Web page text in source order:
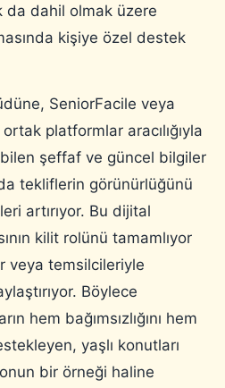
da dahil olmak üzere
kişiye özel destek
SeniorFacile veya
platformlar aracılığıyla
şeffaf ve güncel bilgiler
tekliflerin görünürlüğünü
artırıyor. Bu dijital
kilit rolünü tamamlıyor
veya temsilcileriyle
Böylece
hem bağımsızlığını hem
yaşlı konutları
bir örneği haline